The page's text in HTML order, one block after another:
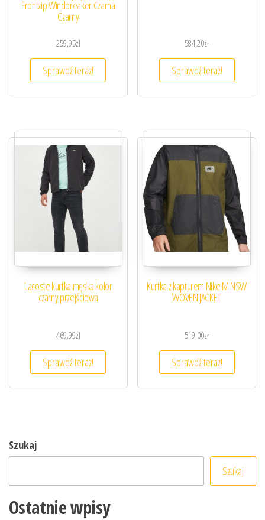
Frontzip Windbreaker Czarna
Czarny
259,95zł
Sprawdź teraz!
584,20zł
Sprawdź teraz!
Lacoste kurtka męska kolor
czarny przejściowa
469,99zł
Sprawdź teraz!
Kurtka z kapturem Nike M NSW
WOVEN JACKET
519,00zł
Sprawdź teraz!
Szukaj
Szukaj
Ostatnie wpisy